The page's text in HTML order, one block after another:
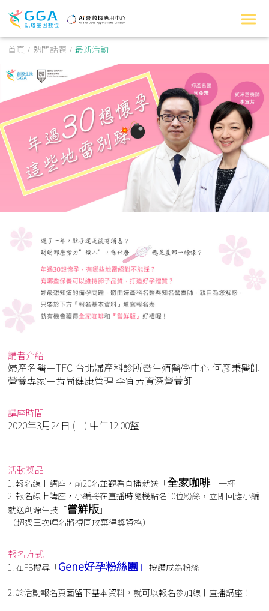
首頁 熱門話題 最新活動
講者介紹
婦產名醫－TFC 台北婦產科診所暨生殖醫學中心 何彥秉醫師
營養專家－肯尚健康管理 李宜芳資深營養師
講座時間
2020年3月24日 (二) 中午12:00整
活動獎品
1. 報名線上講座，前20名並觀看直播就送「全家咖啡」一杯
2. 報名線上講座，小編將在直播時隨機點名10位粉絲，立即回應小編
就送創源生技「嘗鮮版 」
（超過三次唱名將視同放棄得獎資格）
報名方式
1. 在FB搜尋 「Gene好孕粉絲團 」按讚成為粉絲
2. 於活動報名頁面留下基本資料，就可以報名參加線上直播講座！